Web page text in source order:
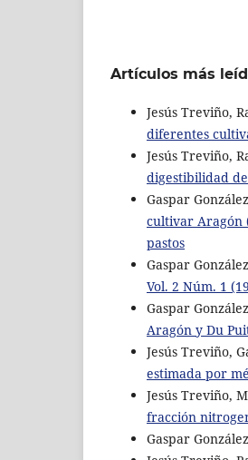
Artículos más
Jesús Treviño,
diferentes
Jesús Treviño,
digestibilidad
Gaspar
cultivar Aragón
pastos
Gaspar
Vol. 2 Núm. 1
Gaspar
Aragón y Du
Jesús Treviño,
estimada por
Jesús Treviño,
fracción
Gaspar